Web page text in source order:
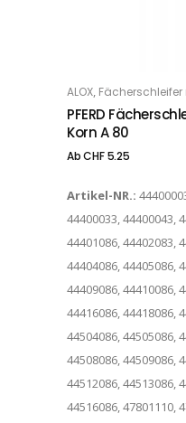
OPTIONS
ALOX,
PFERD
Korn A 80
AbCHF5.25
Artikel-NR.:
44400033, 44400043,
44401086, 44402083,
44404086, 44405086,
44409086, 44410086,
44416086, 44418086,
44504086, 44505086,
44508086, 44509086,
44512086, 44513086,
44516086, 47801110,